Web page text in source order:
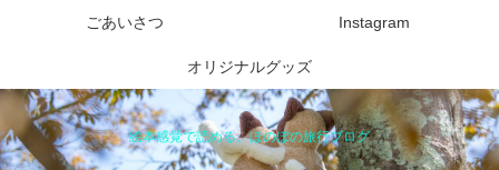
絵本感覚で読める、ほのぼの旅行ブログ
ごあいさつ Instagram
オリジナルグッズ